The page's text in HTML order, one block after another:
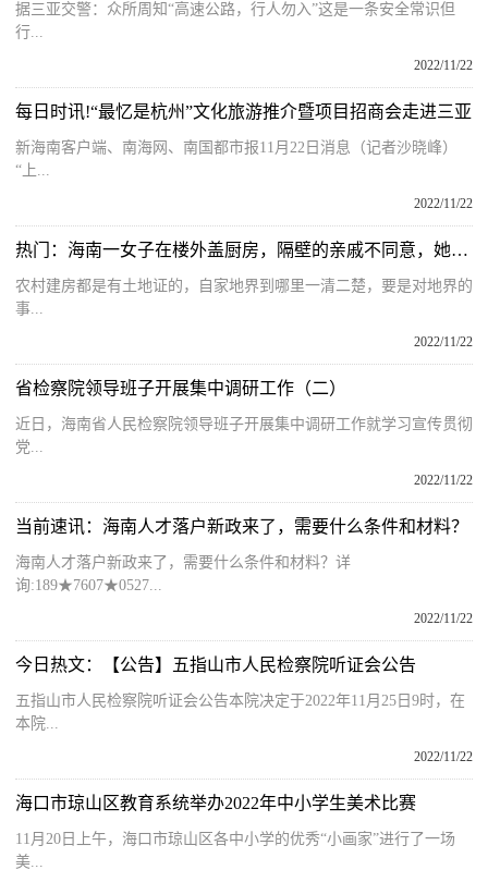
据三亚交警：众所周知“高速公路，行人勿入”这是一条安全常识但
行...
2022/11/22
每日时讯!“最忆是杭州”文化旅游推介暨项目招商会走进三亚
新海南客户端、南海网、南国都市报11月22日消息（记者沙晓峰）
“上...
2022/11/22
热门：海南一女子在楼外盖厨房，隔壁的亲戚不同意，她觉得被对方欺负
农村建房都是有土地证的，自家地界到哪里一清二楚，要是对地界的
事...
2022/11/22
省检察院领导班子开展集中调研工作（二）
近日，海南省人民检察院领导班子开展集中调研工作就学习宣传贯彻
党...
2022/11/22
当前速讯：海南人才落户新政来了，需要什么条件和材料？
海南人才落户新政来了，需要什么条件和材料？详
询:189★7607★0527...
2022/11/22
今日热文：【公告】五指山市人民检察院听证会公告
五指山市人民检察院听证会公告本院决定于2022年11月25日9时，在
本院...
2022/11/22
海口市琼山区教育系统举办2022年中小学生美术比赛
11月20日上午，海口市琼山区各中小学的优秀“小画家”进行了一场
美...